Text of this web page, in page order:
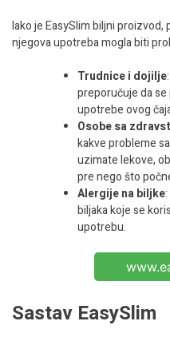
Iako je EasySlim biljni
njegova upotreba mogla biti
Trudnice i dojilje
preporučuje da
upotrebe ovog
Osobe sa
kakve probleme
uzimate lekove,
pre nego što
Alergije na biljke
biljaka koje se
upotrebu.
Sastav EasySlim